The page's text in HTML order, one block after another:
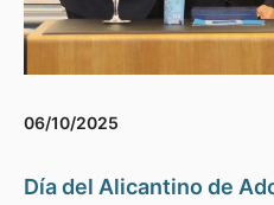
06/10/2025
Día del Alicantino de